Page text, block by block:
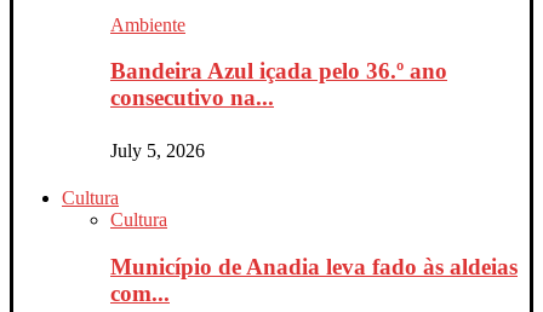
Ambiente
Bandeira Azul içada pelo 36.º ano
consecutivo na...
July 5, 2026
Cultura
Cultura
Município de Anadia leva fado às aldeias
com...